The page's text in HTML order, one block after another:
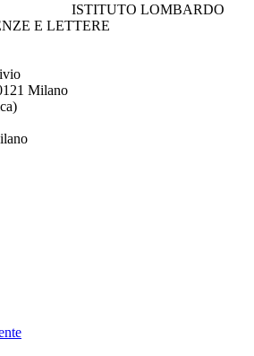
ISTITUTO LOMBARDO
E LETTERE
Milano